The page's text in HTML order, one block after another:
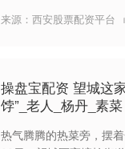
来源：西安股票配资平台
操盘宝配资 望城这
饽”_老人_杨丹_素菜
热气腾腾的热菜旁，摆